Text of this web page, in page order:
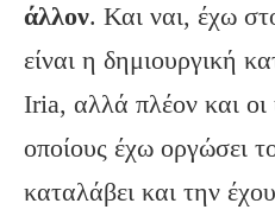
άλλον. Και ναι, έχω
είναι η δημιουργική
Iria, αλλά πλέον και οι
οποίους έχω οργώσει
καταλάβει και την